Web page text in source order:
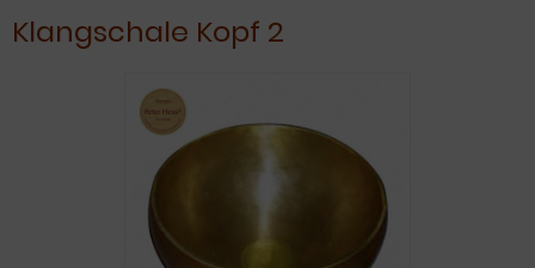
Klangschale Kopf 2